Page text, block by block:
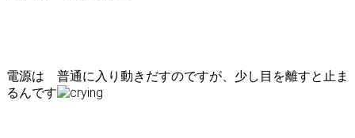
電源は 普通に入り動きだすのですが、少し目を離すと止ま
るんです